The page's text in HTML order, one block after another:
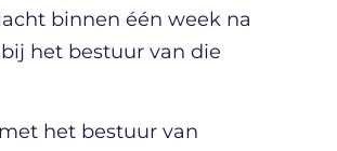
binnen één week na
het bestuur van die
het bestuur van